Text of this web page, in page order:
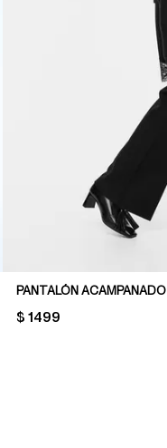
PANTALÓN ACAMPANADO
PRICE:
$ 1499